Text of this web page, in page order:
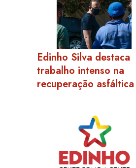
Edinho Silva destaca
trabalho intenso na
recuperação asfáltica